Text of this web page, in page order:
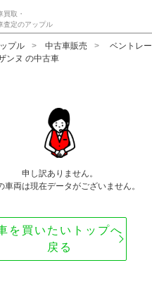
買取・
査定のアップル
プル 中古車販売
ベントレー
ンヌ の中古車
申し訳ありません。
車両は現在データがございません。
を買いたいトップへ
戻る